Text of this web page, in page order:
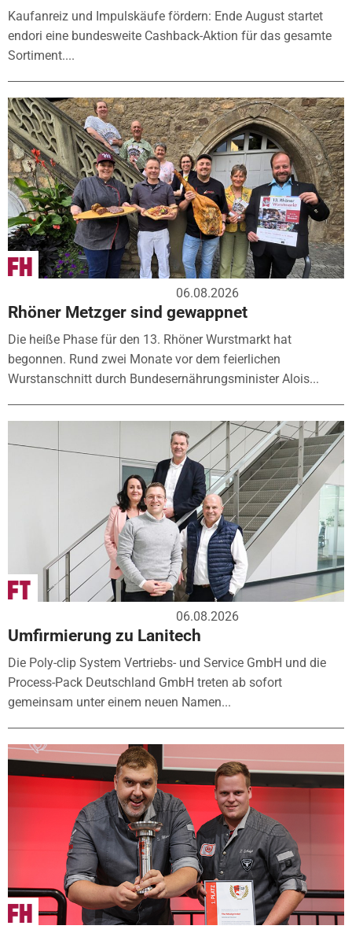
Kaufanreiz und Impulskäufe fördern: Ende August startet
endori eine bundesweite Cashback-Aktion für das gesamte
Sortiment....
06.08.2026
Rhöner Metzger sind gewappnet
Die heiße Phase für den 13. Rhöner Wurstmarkt hat
begonnen. Rund zwei Monate vor dem feierlichen
Wurstanschnitt durch Bundesernährungsminister Alois...
06.08.2026
Umfirmierung zu Lanitech
Die Poly-clip System Vertriebs- und Service GmbH und die
Process-Pack Deutschland GmbH treten ab sofort
gemeinsam unter einem neuen Namen...